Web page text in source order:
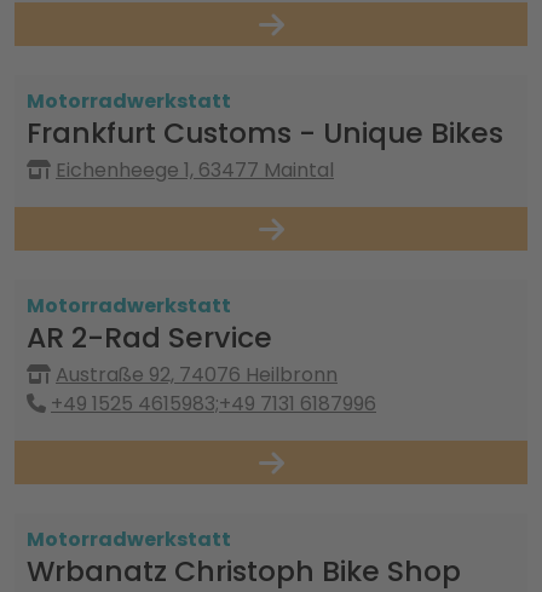
Motorradwerkstatt
Frankfurt Customs - Unique Bikes
Eichenheege 1, 63477 Maintal
Motorradwerkstatt
AR 2-Rad Service
Austraße 92, 74076 Heilbronn
+49 1525 4615983;+49 7131 6187996
Motorradwerkstatt
Wrbanatz Christoph Bike Shop